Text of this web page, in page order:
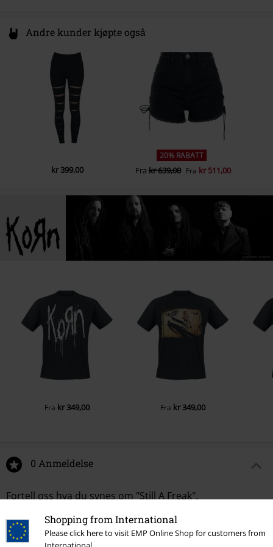
Shopping from International
Please click here to visit EMP Online Shop for customers from
Andre kunder kjøpte også
kr 399,00
20% RABATT
Frakr 639,00 Fra kr 511,00
Fra kr 349,00 Fra kr 349,00
0 Anmeldelse
Fortell oss hva du synes om "Still A Freak".
Skriv anmeldelse